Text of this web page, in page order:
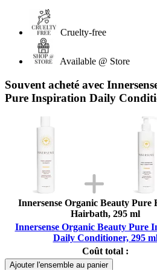
Cruelty-free
Available @ Store
Souvent acheté avec
Pure Inspiration Daily
Innersense Organic Beauty Pure
Hairbath, 295 ml
Innersense Organic Beauty Pure
Daily Conditioner, 295
Coût total :
Ajouter l'ensemble au panier